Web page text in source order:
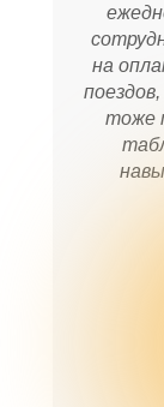
на
тоже